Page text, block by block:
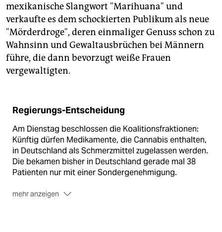
mexikanische Slangwort "Marihuana" und
verkaufte es dem schockierten Publikum als neue
"Mörderdroge", deren einmaliger Genuss schon zu
Wahnsinn und Gewaltausbrüchen bei Männern
führe, die dann bevorzugt weiße Frauen
vergewaltigten.
Regierungs-Entscheidung
Am Dienstag beschlossen die Koalitionsfraktionen:
Künftig dürfen Medikamente, die Cannabis enthalten,
in Deutschland als Schmerzmittel zugelassen werden.
Die bekamen bisher in Deutschland gerade mal 38
Patienten nur mit einer Sondergenehmigung.
mehr anzeigen